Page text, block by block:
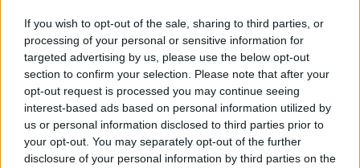
If you wish to opt-out of the sale, sharing to third parties, or
processing of your personal or sensitive information for
targeted advertising by us, please use the below opt-out
section to confirm your selection. Please note that after your
opt-out request is processed you may continue seeing
interest-based ads based on personal information utilized by
us or personal information disclosed to third parties prior to
your opt-out. You may separately opt-out of the further
disclosure of your personal information by third parties on the
Όμιλος Σαρακάκη: Παραχώρησε το νέο Maxus T60 Max
στην ΕΠΟΜΕΑ Βιλίων
6 Αυγούστου 2026
Ν. Χαρδαλιάς: «Με το Παρατηρητήριο Έργων η
Περιφέρεια αποκτά ένα πρωτοποριακό ψηφιακό
εργαλείο λογοδοσίας»